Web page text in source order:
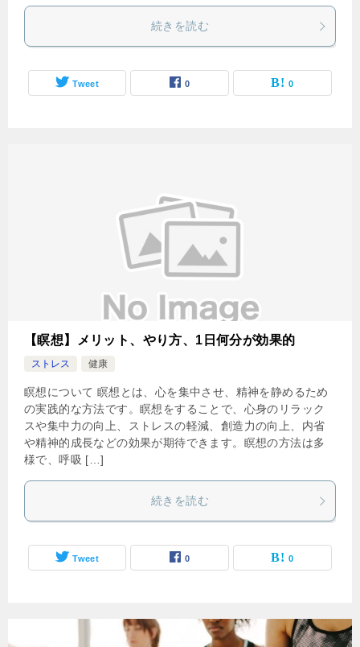
続きを読む
Tweet 0 0
【瞑想】メリット、やり方、1日何分が効果的
ストレス 健康
瞑想について 瞑想とは、心を集中させ、精神を静めるため
の実践的な方法です。瞑想をすることで、心身のリラック
スや集中力の向上、ストレスの軽減、創造力の向上、内省
や精神的成長などの効果が期待できます。瞑想の方法は多
様で、呼吸 […]
続きを読む
Tweet 0 0